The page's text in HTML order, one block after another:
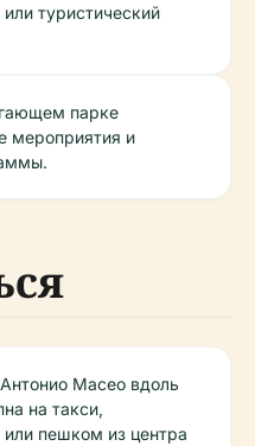
туристический
парке
мероприятия и
Масео вдоль
на такси,
пешком из центра